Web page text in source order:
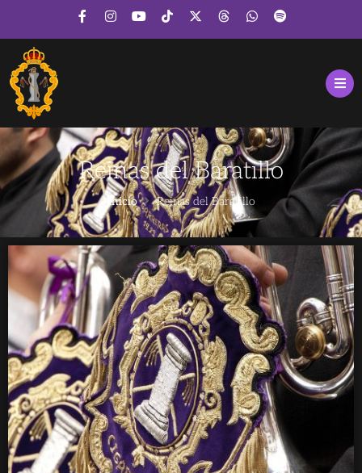
Reinas del Baratillo
Inicio Reinas del Baratillo